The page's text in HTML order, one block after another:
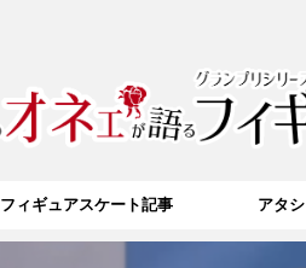
フィギュアスケート記事 アタシ